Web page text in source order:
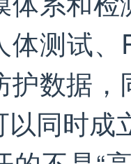
体测试
护数据
同时成